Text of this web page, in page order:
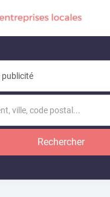
Rechercher